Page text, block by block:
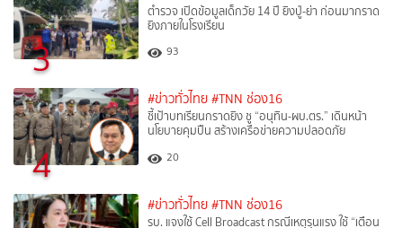
3
ตำรวจ เปิดข้อมูลเด็กวัย 14 ปี ยิงปู่-ย่า ก่อนมากราด
ยิงภายในโรงเรียน
93
4
#ข่าวทั่วไทย #TNN ช่อง16
ชี้เป้าบทเรียนกราดยิง ชู “อนุทิน-ผบ.ตร.” เดินหน้า
นโยบายคุมปืน สร้างเครือข่ายความปลอดภัย
20
#ข่าวทั่วไทย #TNN ช่อง16
รบ. แจงใช้ Cell Broadcast กรณีเหตุรุนแรง ใช้ “เตือน